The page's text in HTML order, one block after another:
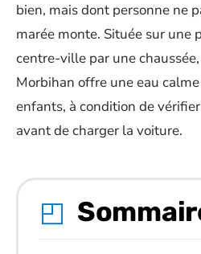
bien, mais dont personne ne
marée monte. Située sur une
centre-ville par une
Morbihan offre une eau
enfants, à condition de
avant de charger la voiture.